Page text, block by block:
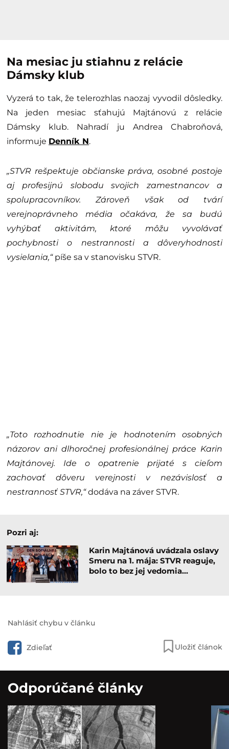
Na mesiac ju stiahnu z relácie
Dámsky klub
Vyzerá to tak, že telerozhlas naozaj vyvodil dôsledky.
Na jeden mesiac sťahujú Majtánovú z relácie
Dámsky klub. Nahradí ju Andrea Chabroňová,
informuje Denník N.
„STVR rešpektuje občianske práva, osobné postoje
aj profesijnú slobodu svojich zamestnancov a
spolupracovníkov. Zároveň však od tvárí
verejnoprávneho média očakáva, že sa budú
vyhýbať aktivitám, ktoré môžu vyvolávať
pochybnosti o nestrannosti a dôveryhodnosti
vysielania,“píše sa v stanovisku STVR.
„Toto rozhodnutie nie je hodnotením osobných
názorov ani dlhoročnej profesionálnej práce Karin
Majtánovej. Ide o opatrenie prijaté s cieľom
zachovať dôveru verejnosti v nezávislosť a
nestrannosť STVR,“dodáva na záver STVR.
Pozri aj:
Karin Majtánová uvádzala oslavy
Smeru na 1. mája: STVR reaguje,
bolo to bez jej vedomia…
Nahlásiť chybu v článku
Zdieľať Uložiť článok
Odporúčané články